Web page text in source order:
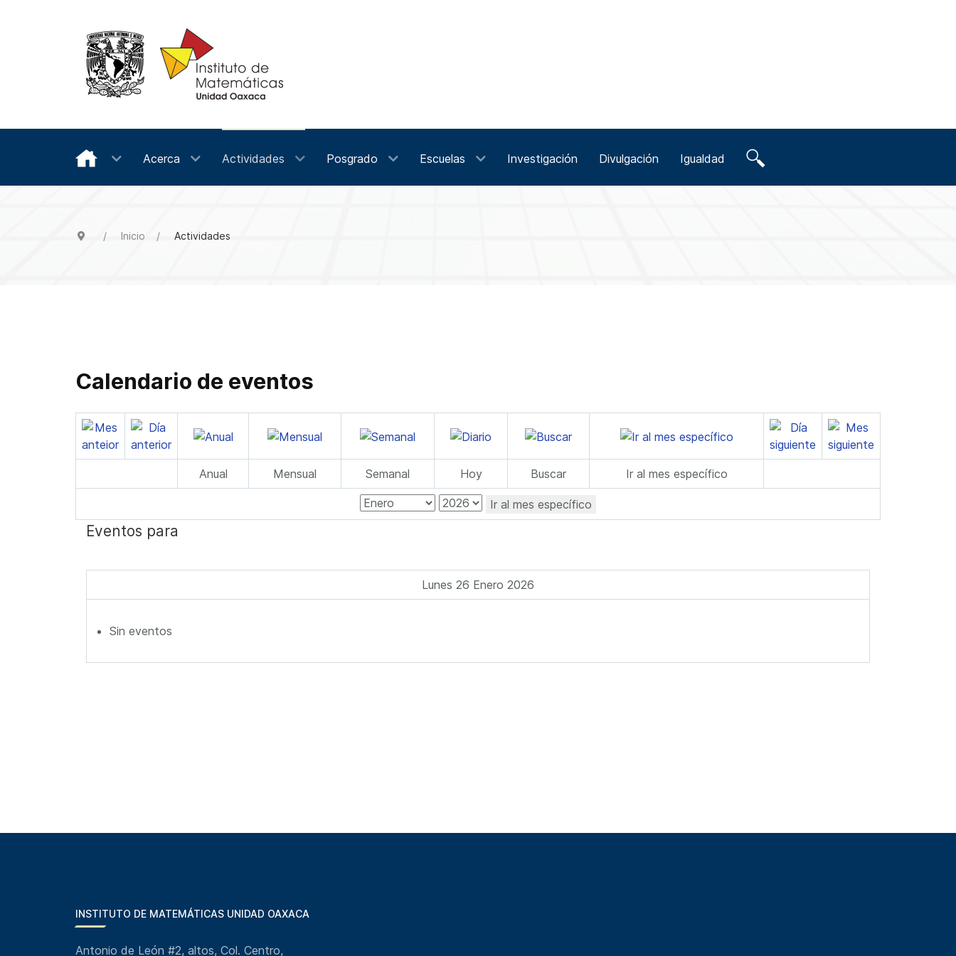
Acerca Actividades Posgrado Escuelas Investigación Divulgación Igualdad
Inicio Actividades
Calendario de eventos
Anual Mensual Semanal Hoy Buscar Ir al mes específico
Ir al mes específico
Eventos para
Lunes 26 Enero 2026
Sin eventos
INSTITUTO DE MATEMÁTICAS UNIDAD OAXACA
Antonio de León #2, altos, Col. Centro,